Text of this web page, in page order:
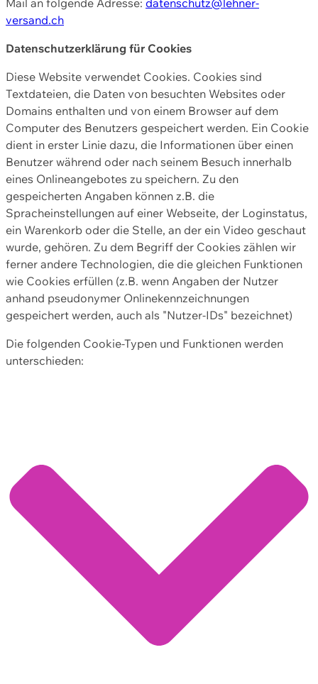
versand.ch
Datenschutzerklärung für Cookies
Diese Website verwendet Cookies. Cookies sind
Textdateien, die Daten von besuchten Websites oder
Domains enthalten und von einem Browser auf dem
Computer des Benutzers gespeichert werden. Ein Cookie
dient in erster Linie dazu, die Informationen über einen
Benutzer während oder nach seinem Besuch innerhalb
eines Onlineangebotes zu speichern. Zu den
gespeicherten Angaben können z.B. die
Spracheinstellungen auf einer Webseite, der Loginstatus,
ein Warenkorb oder die Stelle, an der ein Video geschaut
wurde, gehören. Zu dem Begriff der Cookies zählen wir
ferner andere Technologien, die die gleichen Funktionen
wie Cookies erfüllen (z.B. wenn Angaben der Nutzer
anhand pseudonymer Onlinekennzeichnungen
gespeichert werden, auch als "Nutzer-IDs" bezeichnet)
Die folgenden Cookie-Typen und Funktionen werden
unterschieden: